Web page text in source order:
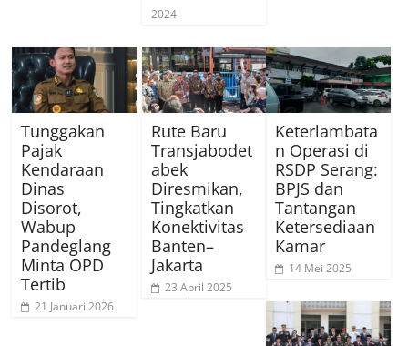
2024
Tunggakan
Pajak
Kendaraan
Dinas
Disorot,
Wabup
Pandeglang
Minta OPD
Tertib
21 Januari 2026
Rute Baru
Transjabodet
abek
Diresmikan,
Tingkatkan
Konektivitas
Banten–
Jakarta
23 April 2025
Keterlambata
n Operasi di
RSDP Serang:
BPJS dan
Tantangan
Ketersediaan
Kamar
14 Mei 2025